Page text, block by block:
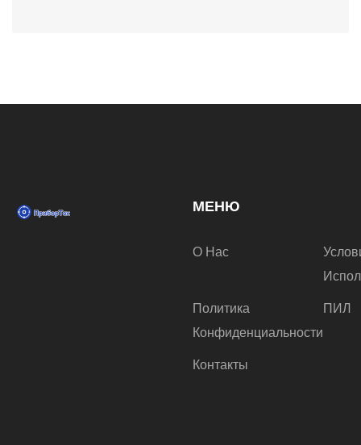
МЕНЮ
О Нас
Политика
Конфиденциальности
ПИЛ
Контакты